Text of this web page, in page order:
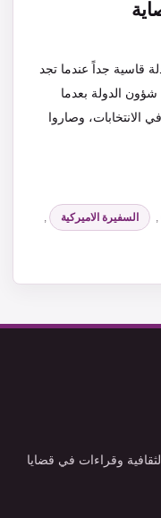
قاسية جداً عندما تجد
الدولة بعدما
وصاروا
السفيرة الاميركية
وقراءات في قضايا